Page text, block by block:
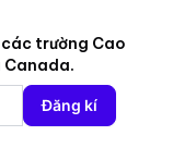
trường Cao
Canada.
Đăng kí